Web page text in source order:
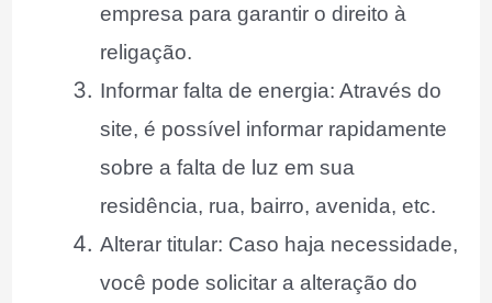
empresa para garantir o direito à
religação.
Informar falta de energia: Através do
site, é possível informar rapidamente
sobre a falta de luz em sua
residência, rua, bairro, avenida, etc.
Alterar titular: Caso haja necessidade,
você pode solicitar a alteração do